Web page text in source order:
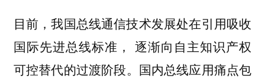
目前，我国总线通信技术发展处在引用吸收
国际先进总线标准，逐渐向自主知识产权
可控替代的过渡阶段。国内总线应用痛点包